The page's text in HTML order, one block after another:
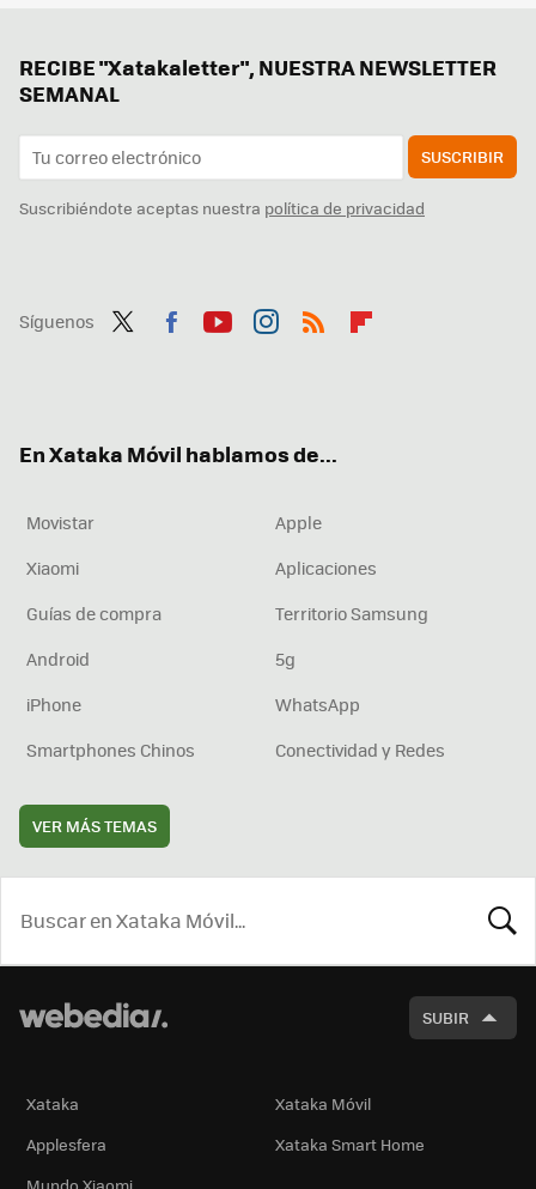
RECIBE "Xatakaletter", NUESTRA NEWSLETTER
SEMANAL
SUSCRIBIR
Suscribiéndote aceptas nuestra política de privacidad
Síguenos
En Xataka Móvil hablamos de...
Movistar
Apple
Xiaomi
Aplicaciones
Guías de compra
Territorio Samsung
Android
5g
iPhone
WhatsApp
Smartphones Chinos
Conectividad y Redes
VER MÁS TEMAS
SUBIR
Xataka
Xataka Móvil
Applesfera
Xataka Smart Home